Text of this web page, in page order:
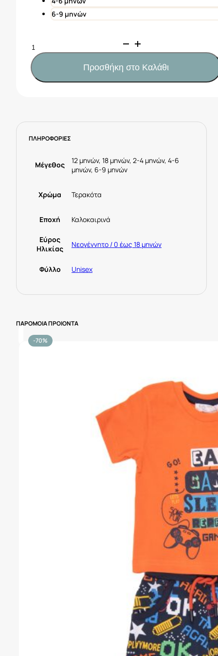
6-9 μηνών
Mayoral
Σετ
παντελόνι
κοντό
Κωδ.
ποσότητα
Προσθήκη στο Καλάθι
ΠΛΗΡΟΦΟΡΙΕΣ
Μέγεθος
12 μηνών, 18 μηνών, 2-4 μηνών, 4-6
μηνών, 6-9 μηνών
Χρώμα Τερακότα
Εποχή Καλοκαιρινά
Εύρος
Ηλικίας
Νεογέννητο / 0 έως 18 μηνών
Φύλλο Unisex
ΠΑΡΟΜΟΙΑ ΠΡΟΙΟΝΤΑ
-70%